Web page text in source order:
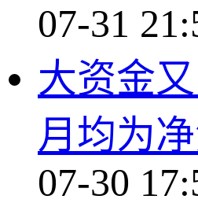
07-31
大资金
月均为
07-30